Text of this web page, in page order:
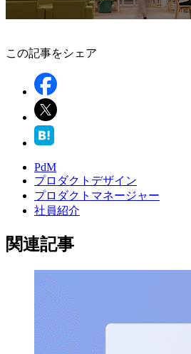
この記事をシェア
PdM
プロダクトデザイン
プロダクトマネージャー
社員紹介
関連記事